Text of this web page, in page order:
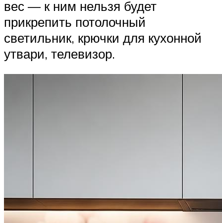
вес — к ним нельзя будет
прикрепить потолочный
светильник, крючки для кухонной
утвари, телевизор.